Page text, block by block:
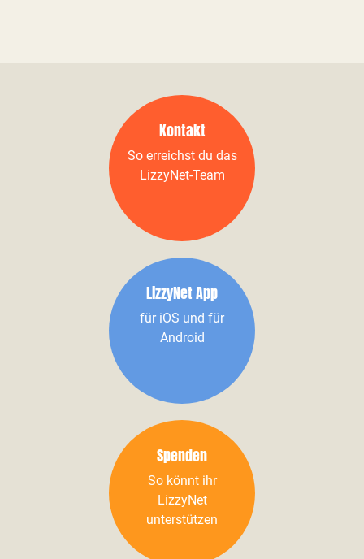
Kontakt
So erreichst du das
LizzyNet-Team
LizzyNet App
für iOS und für
Android
Spenden
So könnt ihr
LizzyNet
unterstützen